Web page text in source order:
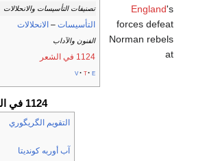
تصنيفات التأسيسات والانحلالات
التأسيسات – الانحلالات
الفنون والآداب
1124 في الشعر
v t e
1124 في التقاويم الأخرى
التقويم الگريگوري
آب أوربه كونديتا
England's
forces defeat
Norman rebels
at